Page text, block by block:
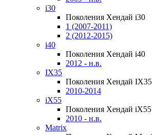
i30
Поколения Хендай i30
1 (2007-2011)
2 (2012-2015)
i40
Поколения Хендай i40
2012 - н.в.
IX35
Поколения Хендай IX35
2010-2014
iX55
Поколения Хендай iX55
2010 - н.в.
Matrix